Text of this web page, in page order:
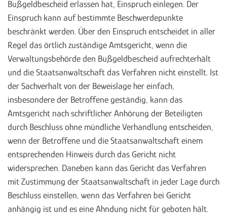
Bußgeldbescheid erlassen hat, Einspruch einlegen. Der
Einspruch kann auf bestimmte Beschwerdepunkte
beschränkt werden. Über den Einspruch entscheidet in aller
Regel das örtlich zuständige Amtsgericht, wenn die
Verwaltungsbehörde den Bußgeldbescheid aufrechterhält
und die Staatsanwaltschaft das Verfahren nicht einstellt. Ist
der Sachverhalt von der Beweislage her einfach,
insbesondere der Betroffene geständig, kann das
Amtsgericht nach schriftlicher Anhörung der Beteiligten
durch Beschluss ohne mündliche Verhandlung entscheiden,
wenn der Betroffene und die Staatsanwaltschaft einem
entsprechenden Hinweis durch das Gericht nicht
widersprechen. Daneben kann das Gericht das Verfahren
mit Zustimmung der Staatsanwaltschaft in jeder Lage durch
Beschluss einstellen, wenn das Verfahren bei Gericht
anhängig ist und es eine Ahndung nicht für geboten hält.